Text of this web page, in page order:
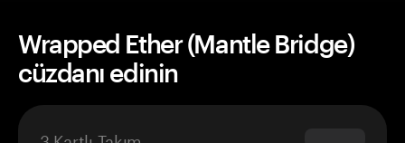
Wrapped Ether (Mantle Bridge)
cüzdanı edinin